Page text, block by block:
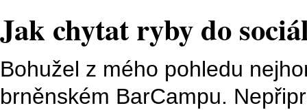
Jak chytat ryby do
Bohužel z mého pohledu
brněnském BarCampu.